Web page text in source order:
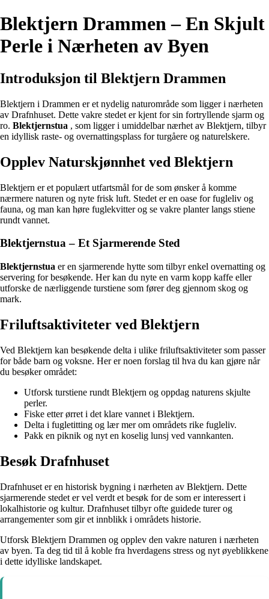
Blektjern Drammen – En Skjult
Perle i Nærheten av Byen
Introduksjon til Blektjern Drammen
Blektjern i Drammen er et nydelig naturområde som ligger i nærheten
av Drafnhuset. Dette vakre stedet er kjent for sin fortryllende sjarm og
ro. Blektjernstua , som ligger i umiddelbar nærhet av Blektjern, tilbyr
en idyllisk raste- og overnattingsplass for turgåere og naturelskere.
Opplev Naturskjønnhet ved Blektjern
Blektjern er et populært utfartsmål for de som ønsker å komme
nærmere naturen og nyte frisk luft. Stedet er en oase for fugleliv og
fauna, og man kan høre fuglekvitter og se vakre planter langs stiene
rundt vannet.
Blektjernstua – Et Sjarmerende Sted
Blektjernstua er en sjarmerende hytte som tilbyr enkel overnatting og
servering for besøkende. Her kan du nyte en varm kopp kaffe eller
utforske de nærliggende turstiene som fører deg gjennom skog og
mark.
Friluftsaktiviteter ved Blektjern
Ved Blektjern kan besøkende delta i ulike friluftsaktiviteter som passer
for både barn og voksne. Her er noen forslag til hva du kan gjøre når
du besøker området:
Utforsk turstiene rundt Blektjern og oppdag naturens skjulte
perler.
Fiske etter ørret i det klare vannet i Blektjern.
Delta i fugletitting og lær mer om områdets rike fugleliv.
Pakk en piknik og nyt en koselig lunsj ved vannkanten.
Besøk Drafnhuset
Drafnhuset er en historisk bygning i nærheten av Blektjern. Dette
sjarmerende stedet er vel verdt et besøk for de som er interessert i
lokalhistorie og kultur. Drafnhuset tilbyr ofte guidede turer og
arrangementer som gir et innblikk i områdets historie.
Utforsk Blektjern Drammen og opplev den vakre naturen i nærheten
av byen. Ta deg tid til å koble fra hverdagens stress og nyt øyeblikkene
i dette idylliske landskapet.